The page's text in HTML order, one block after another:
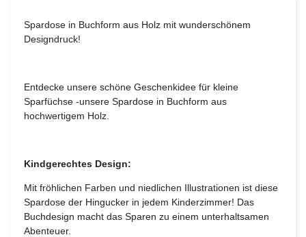
Spardose in Buchform aus Holz mit wunderschönem
Designdruck!
Entdecke unsere schöne Geschenkidee für kleine
Sparfüchse -unsere Spardose in Buchform aus
hochwertigem Holz.
Kindgerechtes Design:
Mit fröhlichen Farben und niedlichen Illustrationen ist diese
Spardose der Hingucker in jedem Kinderzimmer! Das
Buchdesign macht das Sparen zu einem unterhaltsamen
Abenteuer.